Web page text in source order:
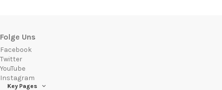
Folge Uns
Facebook
Twitter
YouTube
Instagram
Key Pages